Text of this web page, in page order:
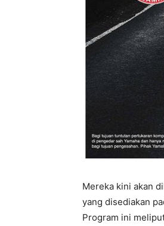
Mereka kini akan
yang disediakan
Program ini